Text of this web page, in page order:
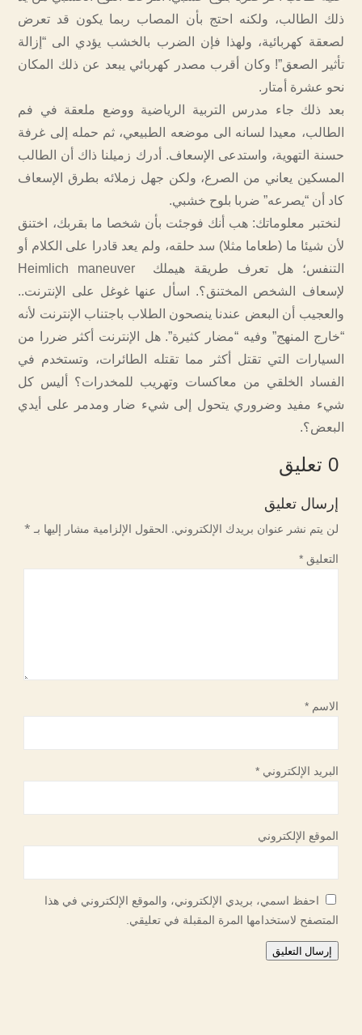
ذلك الطالب، ولكنه احتج بأن المصاب ربما يكون قد تعرض
لصعقة كهربائية، ولهذا فإن الضرب بالخشب يؤدي الى “إزالة
تأثير الصعق”! وكان أقرب مصدر كهربائي يبعد عن ذلك المكان
نحو عشرة أمتار.
بعد ذلك جاء مدرس التربية الرياضية ووضع ملعقة في فم
الطالب، معيدا لسانه الى موضعه الطبيعي، ثم حمله إلى غرفة
حسنة التهوية، واستدعى الإسعاف. أدرك زميلنا ذاك أن الطالب
المسكين يعاني من الصرع، ولكن جهل زملائه بطرق الإسعاف
كاد أن “يصرعه” ضربا بلوح خشبي.
لنختبر معلوماتك: هب أنك فوجئت بأن شخصا ما بقربك، اختنق
لأن شيئا ما (طعاما مثلا) سد حلقه، ولم يعد قادرا على الكلام أو
التنفس؛ هل تعرف طريقة هيملك Heimlich maneuver
لإسعاف الشخص المختنق؟. اسأل عنها غوغل على الإنترنت..
والعجيب أن البعض عندنا ينصحون الطلاب باجتناب الإنترنت لأنه
“خارج المنهج” وفيه “مضار كثيرة”. هل الإنترنت أكثر ضررا من
السيارات التي تقتل أكثر مما تقتله الطائرات، وتستخدم في
الفساد الخلقي من معاكسات وتهريب للمخدرات؟ أليس كل
شيء مفيد وضروري يتحول إلى شيء ضار ومدمر على أيدي
البعض؟.
0 تعليق
إرسال تعليق
لن يتم نشر عنوان بريدك الإلكتروني. الحقول الإلزامية مشار إليها بـ *
التعليق*
الاسم*
البريد الإلكتروني*
الموقع الإلكتروني
احفظ اسمي، بريدي الإلكتروني، والموقع الإلكتروني في هذا
المتصفح لاستخدامها المرة المقبلة في تعليقي.
إرسال التعليق